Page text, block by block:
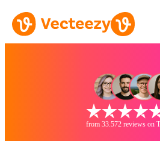
from 33.572 reviews on